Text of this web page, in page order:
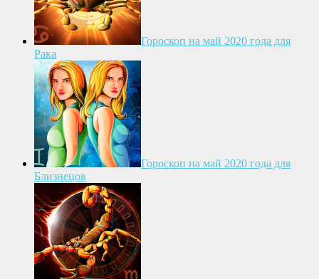
Гороскоп на май 2020 года для
Рака
Гороскоп на май 2020 года для
Близнецов